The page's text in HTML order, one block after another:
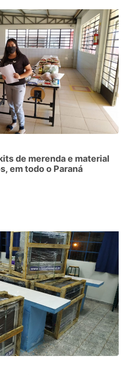
de merenda e material
em todo o Paraná